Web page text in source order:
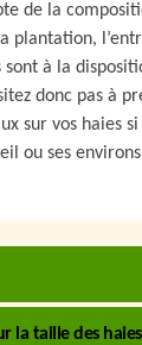
de la
plantation,
sont à la
donc pas à
sur vos haies
ou ses
la taille des haies